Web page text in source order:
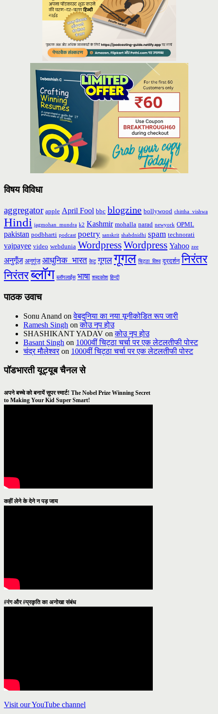
विषय विविधा
aggregator apple April Fool bbc blogzine bollywood chittha_vishwa
Hindi jagmohan_mundra k2 Kashmir mohalla narad newyork OPML
pakistan podbharti podcast poetry sanskrit shabdnidhi spam technorati
vajpayee video webdunia WordpressWordpress Yahoo zee
अनुगूँज अनुगूंज आधुनिक_भारत केटू गूगल गूगल चिट्ठा_विश्व दूरदर्शन निरंतर
निरंतरब्लॉग ब्लॉगलाईंस भाषा शब्दकोश हिन्दी
पाठक उवाच
Sonu Anand onवेबदुनिया का नया यूनीकोडित रूप जारी
Ramesh Singh onकोउ नृप होउ
SHASHIKANT YADAV onकोउ नृप होउ
Basant Singh on 1000वीं चिट्ठा चर्चा पर एक लेटलतीफी पोस्ट
चंद्र मौलेश्वरon 1000वीं चिट्ठा चर्चा पर एक लेटलतीफी पोस्ट
पॉडभारती यूट्यूब चैनल से
अपने बच्चे को बनायें सुपर स्मार्ट! The Nobel Prize Winning Secret
to Making Your Kid Super Smart!
कहीं लेने के देने न पड़ जाय
#रंग और #प्रकृति का अनोखा संबंध
Visit our YouTube channel